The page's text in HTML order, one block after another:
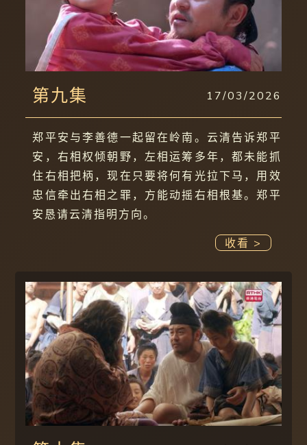
第九集 17/03/2026
郑平安与李善德一起留在岭南。云清告诉郑平
安，右相权倾朝野，左相运筹多年，都未能抓
住右相把柄，现在只要将何有光拉下马，用效
忠信牵出右相之罪，方能动摇右相根基。郑平
安恳请云清指明方向。
收看 >